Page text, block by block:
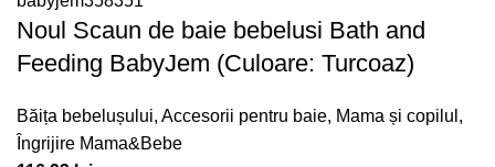
Noul Scaun de baie bebelusi Bath and
Feeding BabyJem (Culoare: Turcoaz)
Băița bebelușului, Accesorii pentru baie, Mama și copilul ,
Îngrijire Mama&Bebe